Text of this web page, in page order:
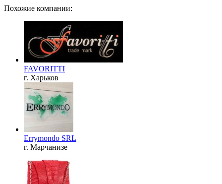
Похожие компании:
FAVORITTI
г. Харьков
Errymondo SRL
г. Марчанизе